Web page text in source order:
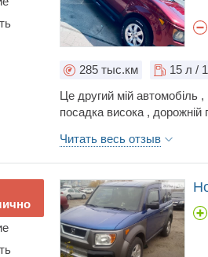
285 тыс.км 15 л /
Це другий мій автомобіль
посадка висока ,
вчасно міняти розвідники
відмітити розхід , але все-
виходить економна , їсть
можна при необхідності
магазин , на природу у
назад , в повній
знаходиться під коробкою
Читать весь отзыв